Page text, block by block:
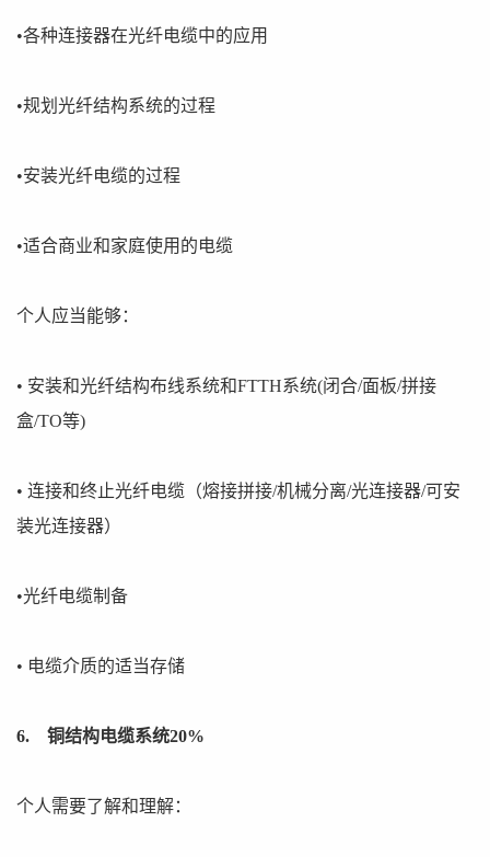
•各种连接器在光纤电缆中的应用
•规划光纤结构系统的过程
•安装光纤电缆的过程
•适合商业和家庭使用的电缆
个人应当能够：
• 安装和光纤结构布线系统和FTTH系统(闭合/面板/拼接
盒/TO等)
• 连接和终止光纤电缆（熔接拼接/机械分离/光连接器/可安
装光连接器）
•光纤电缆制备
• 电缆介质的适当存储
6. 铜结构电缆系统20%
个人需要了解和理解：